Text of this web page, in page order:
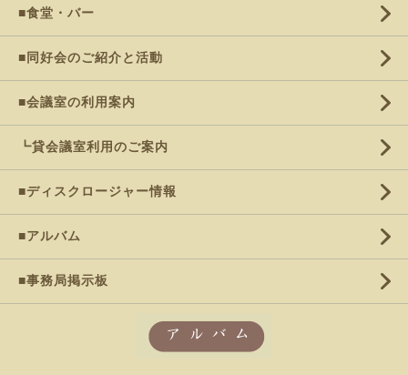
■食堂・バー
■同好会のご紹介と活動
■会議室の利用案内
┗貸会議室利用のご案内
■ディスクロージャー情報
■アルバム
■事務局掲示板